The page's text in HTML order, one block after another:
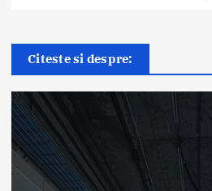
Citeste si despre: